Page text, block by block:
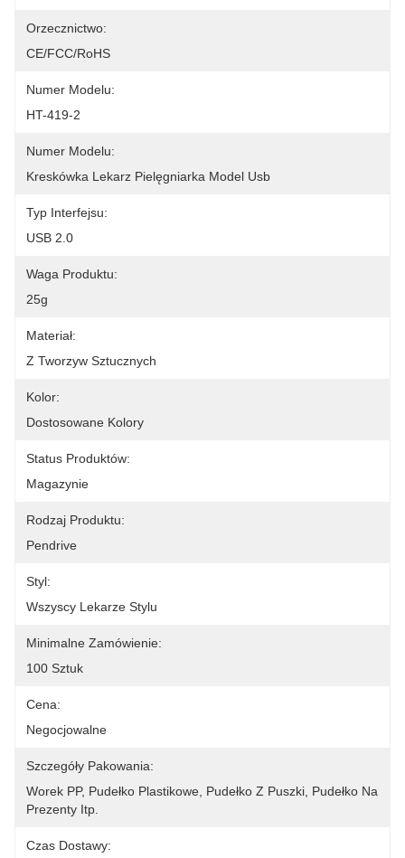
Orzecznictwo:
CE/FCC/RoHS
Numer Modelu:
HT-419-2
Numer Modelu:
Kreskówka Lekarz Pielęgniarka Model Usb
Typ Interfejsu:
USB 2.0
Waga Produktu:
25g
Materiał:
Z Tworzyw Sztucznych
Kolor:
Dostosowane Kolory
Status Produktów:
Magazynie
Rodzaj Produktu:
Pendrive
Styl:
Wszyscy Lekarze Stylu
Minimalne Zamówienie:
100 Sztuk
Cena:
Negocjowalne
Szczegóły Pakowania:
Worek PP, Pudełko Plastikowe, Pudełko Z Puszki, Pudełko Na
Prezenty Itp.
Czas Dostawy: